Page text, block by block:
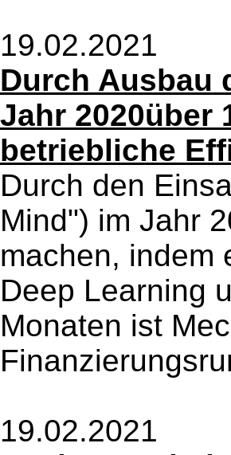
19.02.2021
Durch Ausbau
Jahr 2020über
betriebliche
Durch den
Mind") im Jahr
machen, indem
Deep Learning
Monaten ist
19.02.2021